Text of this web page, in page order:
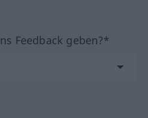
Feedback geben?*